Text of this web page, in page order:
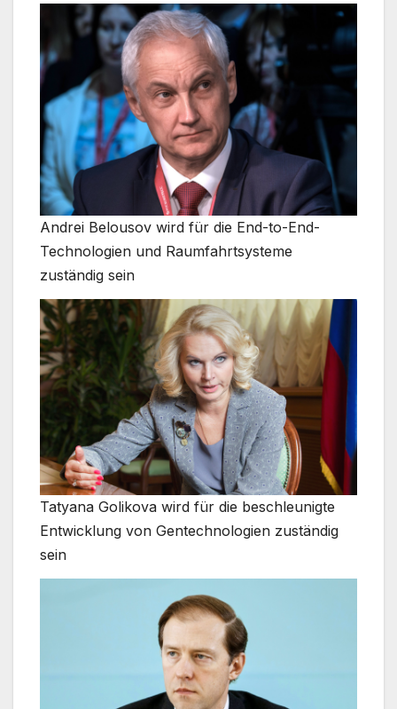
Andrei Belousov wird für die End-to-End-
Technologien und Raumfahrtsysteme
zuständig sein
Tatyana Golikova wird für die beschleunigte
Entwicklung von Gentechnologien zuständig
sein